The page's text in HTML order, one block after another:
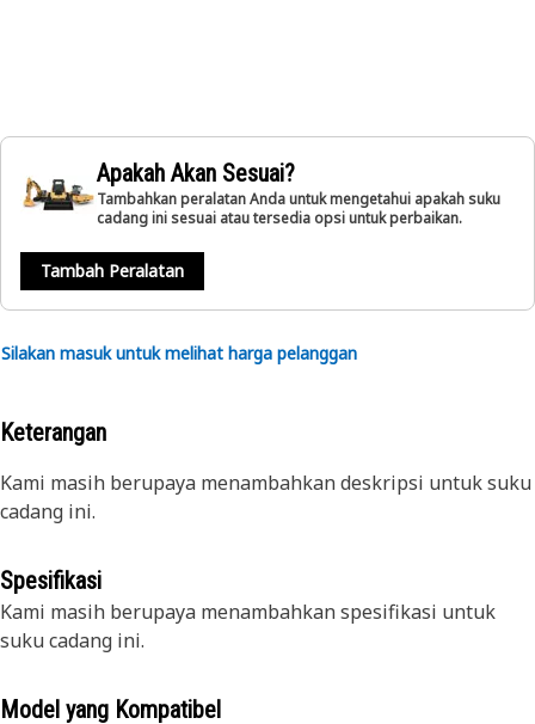
Apakah Akan Sesuai?
Tambahkan peralatan Anda untuk mengetahui apakah suku
cadang ini sesuai atau tersedia opsi untuk perbaikan.
Tambah Peralatan
Silakan masuk untuk melihat harga pelanggan
Keterangan
Kami masih berupaya menambahkan deskripsi untuk suku
cadang ini.
Spesifikasi
Kami masih berupaya menambahkan spesifikasi untuk
suku cadang ini.
Model yang Kompatibel